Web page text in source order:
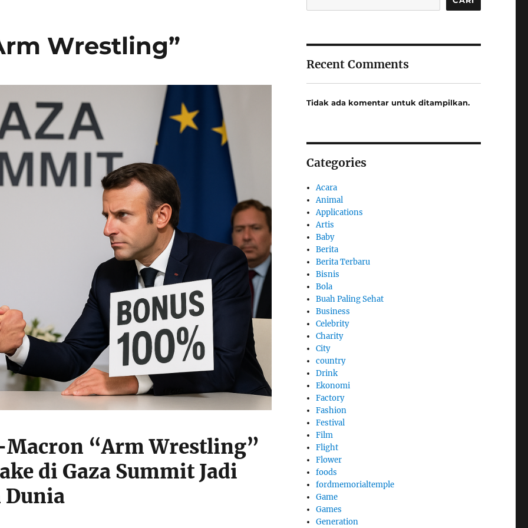
Wrestling”
“Arm Wrestling”
di Gaza Summit Jadi
Dunia
Recent Comments
Tidak ada komentar untuk ditampilkan.
Categories
Acara
Animal
Applications
Artis
Baby
Berita
Berita Terbaru
Bisnis
Bola
Buah Paling Sehat
Business
Celebrity
Charity
City
country
Drink
Ekonomi
Factory
Fashion
Festival
Film
Flight
Flower
foods
fordmemorialtemple
Game
Games
Generation